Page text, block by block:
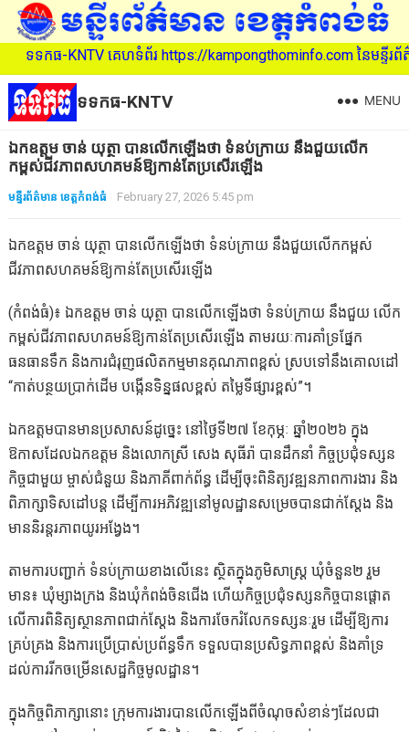
KNTV គេហទំព័រ https://kampongthominfo.com នៃមន្ទីរព័ត៌មាន ខ
ទទកធ-KNTV MENU
ឯកឧត្តម ចាន់ យុត្ថា បានលើកឡើងថា ទំនប់ក្រាយ នឹងជួយលើក
កម្ពស់ជីវភាពសហគមន៍ឱ្យកាន់តែប្រសើរឡើង
មន្ទីរព័ត៌មាន ខេត្តកំពង់ធំ February 27, 2026 5:45 pm
ឯកឧត្តម ចាន់ យុត្ថា បានលើកឡើងថា ទំនប់ក្រាយ នឹងជួយលើកកម្ពស់
ជីវភាពសហគមន៍ឱ្យកាន់តែប្រសើរឡើង
(កំពង់ធំ)៖ ឯកឧត្តម ចាន់ យុត្ថា បានលើកឡើងថា ទំនប់ក្រាយ នឹងជួយ លើក
កម្ពស់ជីវភាពសហគមន៍ឱ្យកាន់តែប្រសើរឡើង តាមរយៈការគាំទ្រផ្នែក
ធនធានទឹក និងការជំរុញផលិតកម្មមានគុណភាពខ្ពស់ ស្របទៅនឹងគោលដៅ
“កាត់បន្ថយប្រាក់ដើម បង្កើនទិន្នផលខ្ពស់ តម្លៃទីផ្សារខ្ពស់”។
ឯកឧត្តមបានមានប្រសាសន៍ដូច្នេះ នៅថ្ងៃទី២៧ ខែកុម្ភៈ ឆ្នាំ២០២៦ ក្នុង
ឱកាសដែលឯកឧត្តម និងលោកស្រី សេង សុធីរ៉ា បានដឹកនាំ កិច្ចប្រជុំទស្សន
កិច្ចជាមួយ ម្ចាស់ជំនួយ និងភាគីពាក់ព័ន្ធ ដើម្បីចុះពិនិត្យវឌ្ឍនភាពការងារ និង
ពិភាក្សាទិសដៅបន្ត ដើម្បីការអភិវឌ្ឍនៅមូលដ្ឋានសម្រេចបានជាក់ស្តែង និង
មាននិរន្តរភាពយូរអង្វែង។
តាមការបញ្ជាក់ ទំនប់ក្រាយខាងលើនេះ ស្ថិតក្នុងភូមិសាស្ត្រ ឃុំចំនួន២ រួម
មាន៖ ឃុំម្សាងក្រង និងឃុំកំពង់ចិនជើង ហើយកិច្ចប្រជុំទស្សនកិច្ចបានផ្តោត
លើការពិនិត្យស្ថានភាពជាក់ស្តែង និងការចែករំលែកទស្សនៈរួម ដើម្បីឱ្យការ
គ្រប់គ្រង និងការប្រើប្រាស់ប្រព័ន្ធទឹក ទទួលបានប្រសិទ្ធភាពខ្ពស់ និងគាំទ្រ
ដល់ការរីកចម្រើនសេដ្ឋកិច្ចមូលដ្ឋាន។
ក្នុងកិច្ចពិភាក្សានោះ ក្រុមការងារបានលើកឡើងពីចំណុចសំខាន់ៗដែលជា